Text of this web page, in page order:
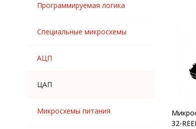
32-
Программируемая логика
Специальные микросхемы
АЦП
ЦАП
Микросхемы питания